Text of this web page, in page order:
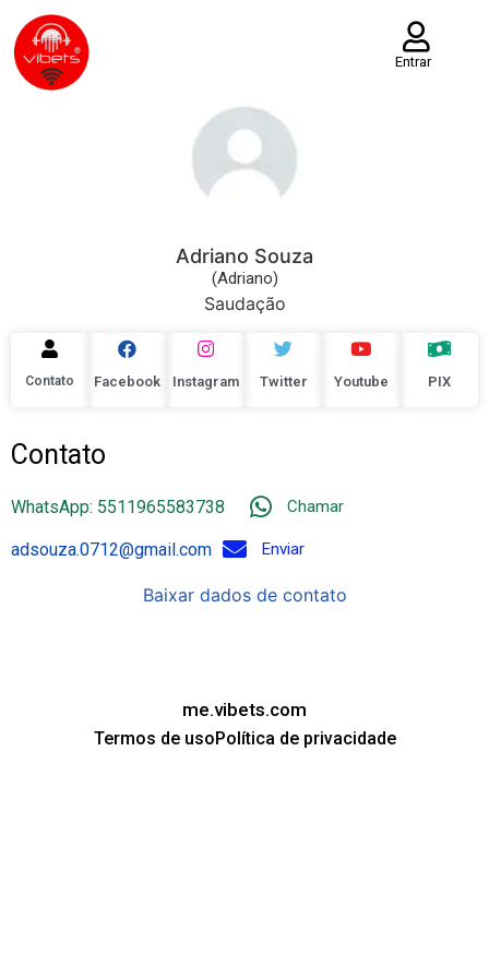
Entrar
Adriano Souza
(Adriano)
Saudação
Contato Facebook Instagram Twitter Youtube PIX
Contato
WhatsApp: 5511965583738 Chamar
adsouza.0712@gmail.com Enviar
Baixar dados de contato
me.vibets.com
Termos de usoPolítica de privacidade